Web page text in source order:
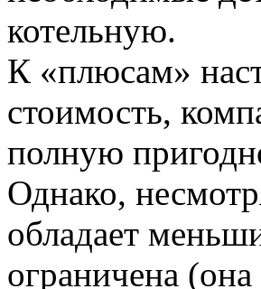
котельную.
К «плюсам»
стоимость,
полную
Однако,
обладает
ограничена